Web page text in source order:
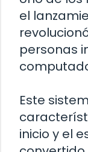
el
personas
Este
inicio y el